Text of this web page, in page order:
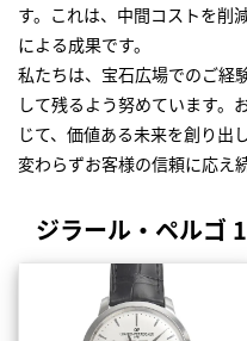
す。これは、中間コストを削
による成果です。
私たちは、宝石広場でのご経
して残るよう努めています。
じて、価値ある未来を創り出
変わらずお客様の信頼に応え
ジラール・ペルゴ